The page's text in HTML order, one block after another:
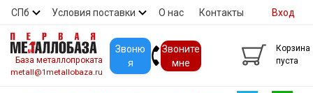
СПб Условия поставки О нас Контакты
Скидки Прайс Покупателям
Вход
База металлопроката
metall@1metallobaza.ru
Звоню
я
Звоните
мне
Корзина
пуста